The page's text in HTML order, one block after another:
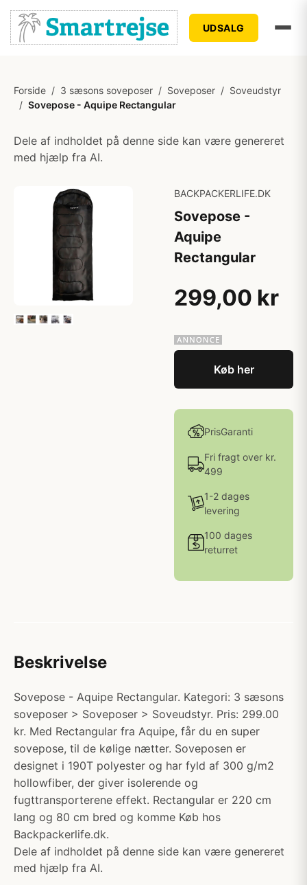
UDSALG
Forside / 3 sæsons soveposer / Soveposer / Soveudstyr
/ Sovepose - Aquipe Rectangular
Dele af indholdet på denne side kan være genereret
med hjælp fra AI.
BACKPACKERLIFE.DK
Sovepose -
Aquipe
Rectangular
299,00 kr
Køb her
PrisGaranti
Fri fragt over kr.
499
1-2 dages
levering
100 dages
returret
Beskrivelse
Sovepose - Aquipe Rectangular. Kategori: 3 sæsons
soveposer > Soveposer > Soveudstyr. Pris: 299.00
kr. Med Rectangular fra Aquipe, får du en super
sovepose, til de kølige nætter. Soveposen er
designet i 190T polyester og har fyld af 300 g/m2
hollowfiber, der giver isolerende og
fugttransporterene effekt. Rectangular er 220 cm
lang og 80 cm bred og komme Køb hos
Backpackerlife.dk.
Dele af indholdet på denne side kan være genereret
med hjælp fra AI.